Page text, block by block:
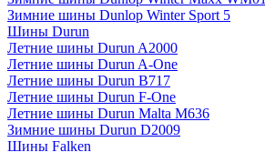
Зимние шины Dunlop Winter Sport 5
Шины Durun
Летние шины Durun A2000
Летние шины Durun A-One
Летние шины Durun B717
Летние шины Durun F-One
Летние шины Durun Malta M636
Зимние шины Durun D2009
Шины Falken